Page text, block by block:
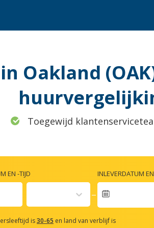
Oakland
Toegewijd
EN -TIJD INLEVERDATUM
is30-65 en land van verblijf is